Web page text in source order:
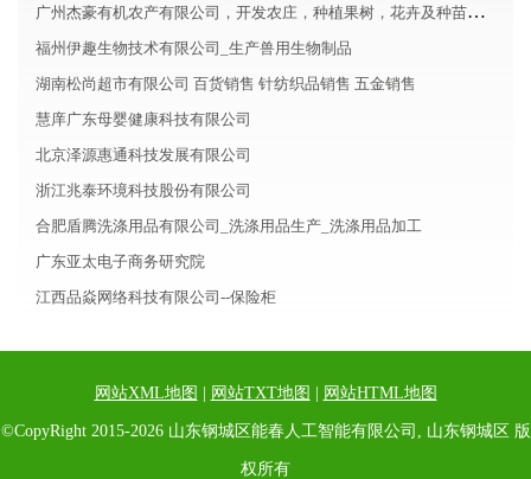
广州杰豪有机农产有限公司，开发农庄，种植果树，花卉及种苗繁殖，禽畜水产养殖及加工
福州伊趣生物技术有限公司_生产兽用生物制品
湖南松尚超市有限公司 百货销售 针纺织品销售 五金销售
慧庠广东母婴健康科技有限公司
北京泽源惠通科技发展有限公司
浙江兆泰环境科技股份有限公司
合肥盾腾洗涤用品有限公司_洗涤用品生产_洗涤用品加工
广东亚太电子商务研究院
江西品焱网络科技有限公司--保险柜
网站XML地图 网站TXT地图 网站HTML地图
©CopyRight 2015-2026 山东钢城区能春人工智能有限公司, 山东钢城区 版
权所有